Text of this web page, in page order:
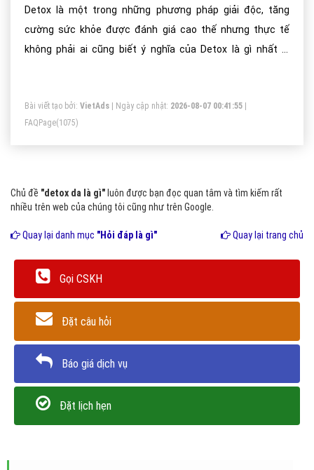
Detox là một trong những phương pháp giải độc, tăng
cường sức khỏe được đánh giá cao thế nhưng thực tế
không phải ai cũng biết ý nghĩa của Detox là gì nhất là
chúng
Bài viết tạo bởi: VietAds | Ngày cập nhật: 2026-08-07 00:41:55
FAQPage(1075)
Chủ đề "detox da là gì" luôn được bạn đọc quan tâm và tìm kiếm rất
nhiều trên web của chúng tôi cũng như trên Google.
Quay lại danh mục "Hỏi đáp là gì" Quay lại trang chủ
Gọi CSKH
Đặt câu hỏi
Báo giá dịch vụ
Đặt lịch hẹn